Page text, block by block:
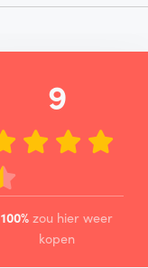
9
100% zou hier weer
kopen